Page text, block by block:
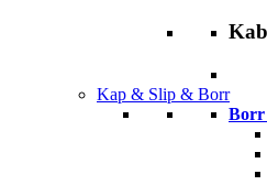
Kap & Slip & Borr